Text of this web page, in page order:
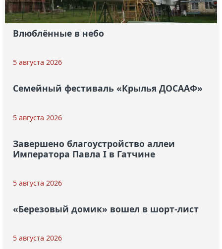
Влюблённые в небо
5 августа 2026
Семейный фестиваль «Крылья ДОСААФ»
5 августа 2026
Завершено благоустройство аллеи
Императора Павла I в Гатчине
5 августа 2026
«Березовый домик» вошел в шорт-лист
5 августа 2026